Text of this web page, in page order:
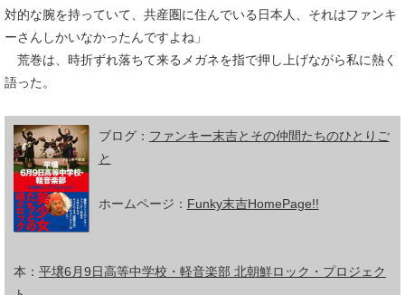
対的な腕を持っていて、共産圏に住んでいる日本人、それはファンキ
ーさんしかいなかったんですよね」
荒巻は、時折ずれ落ちて来るメガネを指で押し上げながら私に熱く
語った。
ブログ： ファンキー末吉とその仲間たちのひとりご
と
ホームページ： Funky末吉HomePage!!
本： 平壌6月9日高等中学校・軽音楽部 北朝鮮ロック・プロジェク